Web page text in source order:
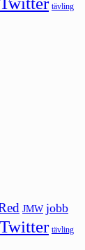
tävling
JMW jobb
Twitter tävling